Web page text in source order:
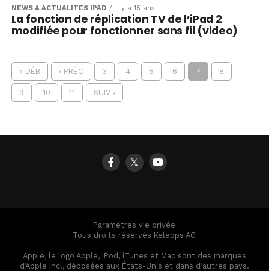
NEWS & ACTUALITÉS IPAD Il y a 15 ans
La fonction de réplication TV de l’iPad 2
modifiée pour fonctionner sans fil (video)
« DÉB ‹ PRÉC 3 4 5 6 7 8
9 10 11 SUIV ›
𝕏
Paramètres vie privée
Tous droits réservés Keleops AG
Apple, le logo Apple, iPod, iTunes et Mac sont des marques
d’Apple Inc., déposées aux États-Unis et dans d’autres pays.